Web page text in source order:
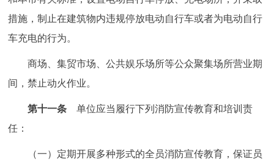
措施，制止在建筑物内违规停放电动自行车或者为电动自行
车充电的行为。
商场、集贸市场、公共娱乐场所等公众聚集场所营业期
间，禁止动火作业。
第十一条 单位应当履行下列消防宣传教育和培训责
任：
（一）定期开展多种形式的全员消防宣传教育，保证员